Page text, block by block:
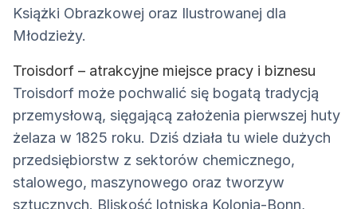
Książki Obrazkowej oraz Ilustrowanej dla
Młodzieży.
Troisdorf – atrakcyjne miejsce pracy i biznesu
Troisdorf może pochwalić się bogatą tradycją
przemysłową, sięgającą założenia pierwszej huty
żelaza w 1825 roku. Dziś działa tu wiele dużych
przedsiębiorstw z sektorów chemicznego,
stalowego, maszynowego oraz tworzyw
sztucznych. Bliskość lotniska Kolonia-Bonn,